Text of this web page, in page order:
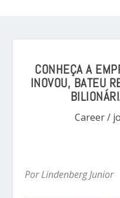
CONHEÇA A
INOVOU, BATEU
Career /
Por Lindenberg Junior